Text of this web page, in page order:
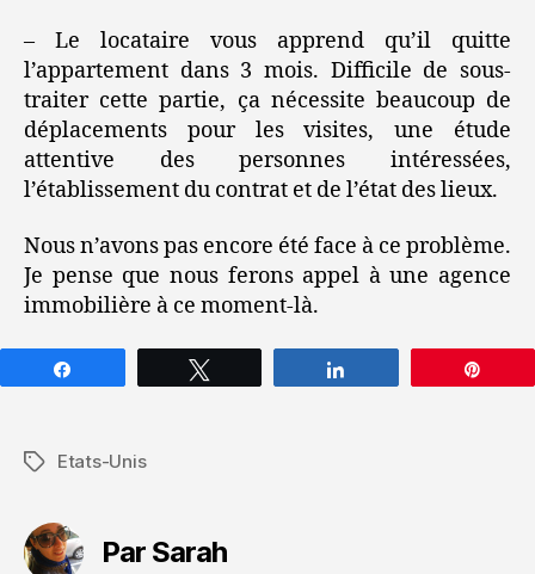
– Le locataire vous apprend qu’il quitte
l’appartement dans 3 mois. Difficile de sous-
traiter cette partie, ça nécessite beaucoup de
déplacements pour les visites, une étude
attentive des personnes intéressées,
l’établissement du contrat et de l’état des lieux.
Nous n’avons pas encore été face à ce problème.
Je pense que nous ferons appel à une agence
immobilière à ce moment-là.
Étiquettes
Etats-Unis
Par Sarah